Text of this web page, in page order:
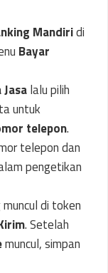
Mandiridi
Bayar
lalu pilih
untuk
telepon.
telepon dan
pengetikan
di token
. Setelah
muncul, simpan